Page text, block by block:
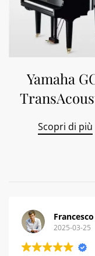
Yamaha
Scopri di più
2025-03-25